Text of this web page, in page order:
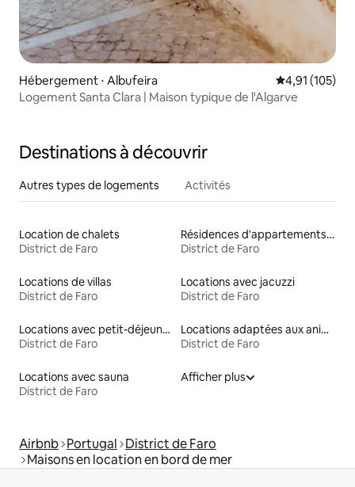
Hébergement ⋅ Albufeira Évaluation
4,91 (105)
Logement Santa Clara | Maison typique de l'Algarve
Destinations à découvrir
Autres types de logements Activités
Location de chalets
District de Faro
Résidences d'appartements en location
District de Faro
Locations de villas
District de Faro
Locations avec jacuzzi
District de Faro
Locations avec petit-déjeuner
District de Faro
Locations adaptées aux animaux
District de Faro
Locations avec sauna
District de Faro
Afficher plus
Airbnb Portugal District de Faro
Maisons en location en bord de mer